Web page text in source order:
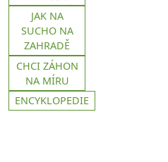
JAK NA
SUCHO NA
ZAHRADĚ
CHCI ZÁHON
NA MÍRU
ENCYKLOPEDIE